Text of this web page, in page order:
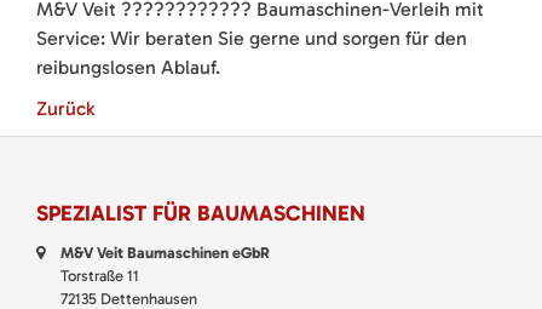
M&V Veit ???????????? Baumaschinen-Verleih mit
Service: Wir beraten Sie gerne und sorgen für den
reibungslosen Ablauf.
Zurück
SPEZIALIST FÜR BAUMASCHINEN
M&V Veit Baumaschinen eGbR
Torstraße 11
72135 Dettenhausen